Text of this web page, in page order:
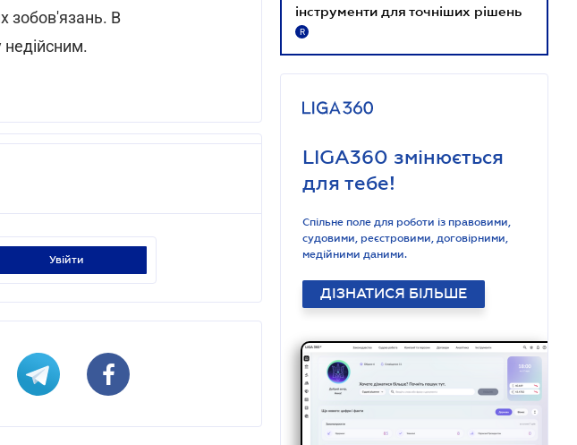
зобов'язань. В
увійти
інструменти для точніших рішень
R
LIGA360 змінюється
для тебе!
Спільне поле для роботи із правовими,
судовими, реєстровими, договірними,
медійними даними.
ДІЗНАТИСЯ БІЛЬШЕ